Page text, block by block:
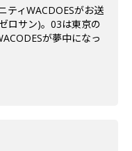
ティWACDOESがお送
ロサン)。03は東京の
が夢中になっ